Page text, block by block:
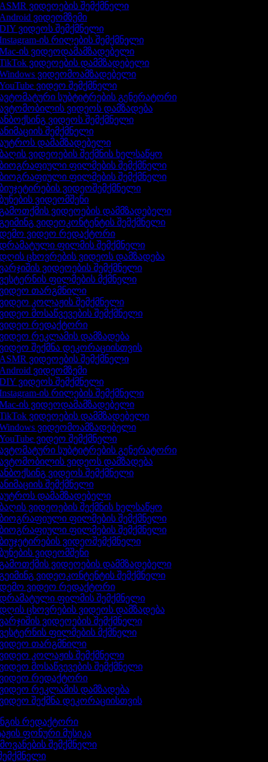
ვიდეოების შემქმნელი
ვიდეომზემი
ვიდეოს შემქმნელი
ის რილების შემქმნელი
ის ვიდეოდამამზადებელი
ვიდეოების დამმზადებელი
ვიდეომოამზადებელი
ვიდეო შემქმნელი
სუბტიტრების გენერატორი
ვიდეოს დამზადება
ვიდეოს შემქმნელი
შემქმნელი
დამამზადებელი
ვიდეოების შექმნის ხელსაწყო
ფილმების შემქმნელი
ფილმების შემქმნელი
ვიდეოშემქმნელი
ვიდეომშენი
ვიდეოების დამმზადებელი
ვიდეოკონტენტის შემქმნელი
ვიდეო რედაქტორი
ფილმის შემქმნელი
ცხოვრების ვიდეოს დამზადება
ვიდეოების შემქმნელი
ფილმების მქმნელი
თარგმნილი
კოლაჟის შემქმნელი
მოსაწვევების შემქმნელი
რედაქტორი
რეკლამის დამზადება
შექმნა დეკორაციისთვის
ვიდეოების შემქმნელი
ვიდეომზემი
ვიდეოს შემქმნელი
ის რილების შემქმნელი
ის ვიდეოდამამზადებელი
ვიდეოების დამმზადებელი
ვიდეომოამზადებელი
ვიდეო შემქმნელი
სუბტიტრების გენერატორი
ვიდეოს დამზადება
ვიდეოს შემქმნელი
შემქმნელი
დამამზადებელი
ვიდეოების შექმნის ხელსაწყო
ფილმების შემქმნელი
ფილმების შემქმნელი
ვიდეოშემქმნელი
ვიდეომშენი
ვიდეოების დამმზადებელი
ვიდეოკონტენტის შემქმნელი
ვიდეო რედაქტორი
ფილმის შემქმნელი
ცხოვრების ვიდეოს დამზადება
ვიდეოების შემქმნელი
ფილმების მქმნელი
თარგმნილი
კოლაჟის შემქმნელი
მოსაწვევების შემქმნელი
რედაქტორი
რეკლამის დამზადება
შექმნა დეკორაციისთვის
რედაქტორი
ფონური მუსიკა
შემქმნელი